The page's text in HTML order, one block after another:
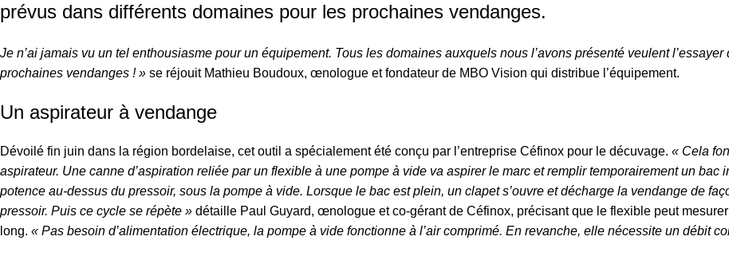
prévus dans différents domaines pour les prochaines vendanges.
Je n’ai jamais vu un tel enthousiasme pour un équipement. Tous les domaines auxquels nous l’avons présenté veulent
prochaines vendanges ! » se réjouit Mathieu Boudoux, œnologue et fondateur de MBO Vision qui distribue l’équipement.
Un aspirateur à vendange
Dévoilé fin juin dans la région bordelaise, cet outil a spécialement été conçu par l’entreprise Céfinox pour le décuvage. « Cela
aspirateur. Une canne d’aspiration reliée par un flexible à une pompe à vide va aspirer le marc et remplir temporairement un bac
potence au-dessus du pressoir, sous la pompe à vide. Lorsque le bac est plein, un clapet s’ouvre et décharge la vendange de
pressoir. Puis ce cycle se répète » détaille Paul Guyard, œnologue et co-gérant de Céfinox, précisant que le flexible peut mesurer
long. « Pas besoin d’alimentation électrique, la pompe à vide fonctionne à l’air comprimé. En revanche, elle nécessite un débit